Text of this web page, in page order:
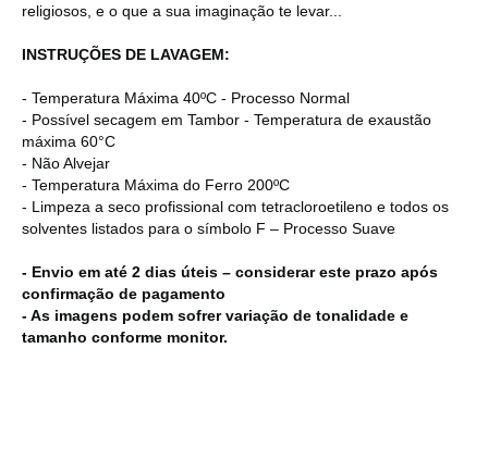
religiosos, e o que a sua imaginação te levar...
INSTRUÇÕES DE LAVAGEM:
- Temperatura Máxima 40ºC - Processo Normal
- Possível secagem em Tambor - Temperatura de exaustão
máxima 60°C
- Não Alvejar
- Temperatura Máxima do Ferro 200ºC
- Limpeza a seco profissional com tetracloroetileno e todos os
solventes listados para o símbolo F – Processo Suave
- Envio em até 2 dias úteis – considerar este prazo após
confirmação de pagamento
- As imagens podem sofrer variação de tonalidade e
tamanho conforme monitor.